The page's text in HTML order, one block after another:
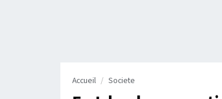
Accueil Societe